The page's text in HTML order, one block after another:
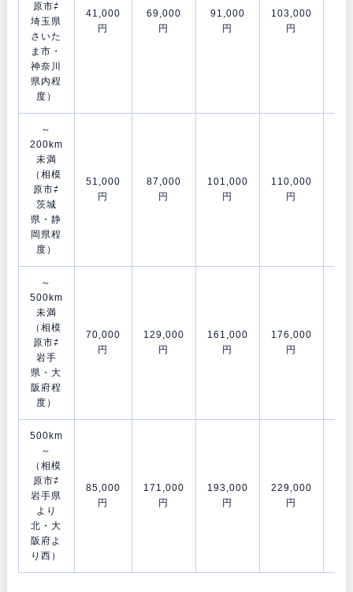
原市⇄
埼玉県
さいた
ま市・
神奈川
県内程
度）
41,000
円
69,000
円
91,000
円
103,000
円
～
200km
未満
（相模
原市⇄
茨城
県・静
岡県程
度）
51,000
円
87,000
円
101,000
円
110,000
円
～
500km
未満
（相模
原市⇄
岩手
県・大
阪府程
度）
70,000
円
129,000
円
161,000
円
176,000
円
500km
～
（相模
原市⇄
岩手県
より
北・大
阪府よ
り西）
85,000
円
171,000
円
193,000
円
229,000
円